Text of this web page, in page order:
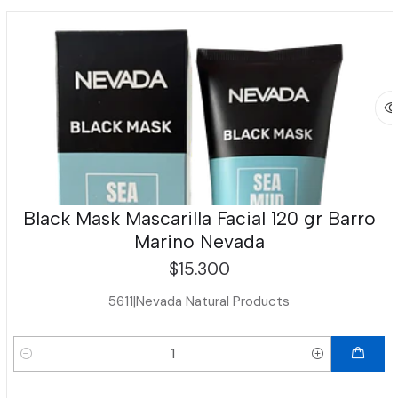
Black Mask Mascarilla Facial 120 gr Barro
Marino Nevada
$15.300
5611|Nevada Natural Products
Cantidad